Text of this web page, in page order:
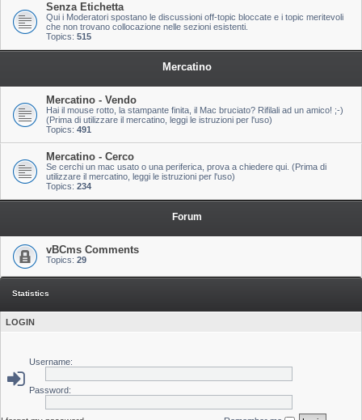
Senza Etichetta
Qui i Moderatori spostano le discussioni off-topic bloccate e i topic meritevoli
che non trovano collocazione nelle sezioni esistenti.
Topics: 515
Mercatino
Mercatino - Vendo
Hai il mouse rotto, la stampante finita, il Mac bruciato? Rifilali ad un amico! ;-)
(Prima di utilizzare il mercatino, leggi le istruzioni per l'uso)
Topics: 491
Mercatino - Cerco
Se cerchi un mac usato o una periferica, prova a chiedere qui. (Prima di
utilizzare il mercatino, leggi le istruzioni per l'uso)
Topics: 234
Forum
vBCms Comments
Topics: 29
Statistics
LOGIN
Username:
Password: